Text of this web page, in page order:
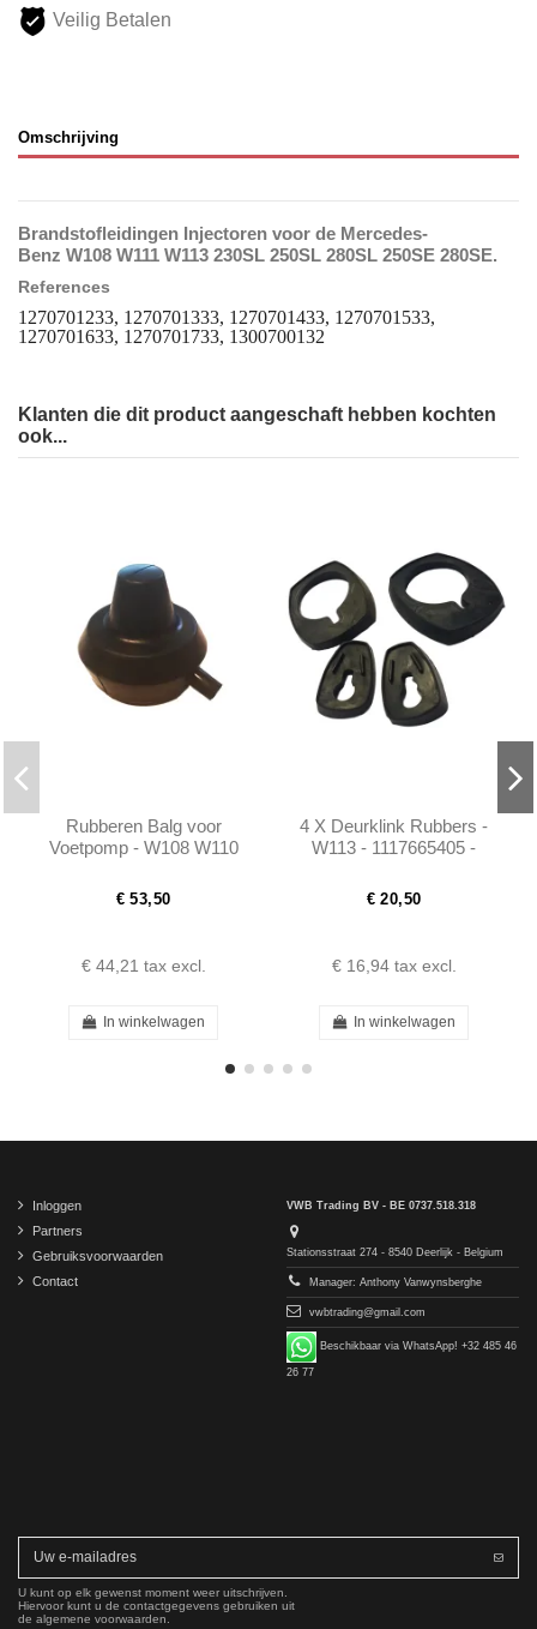
Veilig Betalen
Omschrijving
Brandstofleidingen Injectoren voor de Mercedes-
Benz W108 W111 W113 230SL 250SL 280SL 250SE 280SE.
References
1270701233, 1270701333, 1270701433, 1270701533,
1270701633, 1270701733, 1300700132
Klanten die dit product aangeschaft hebben kochten
ook...
Rubberen Balg voor
Voetpomp - W108 W110
€ 53,50
€ 44,21 tax excl.
In winkelwagen
4 X Deurklink Rubbers -
W113 - 1117665405 -
- 1117665105
€ 20,50
€ 16,94 tax excl.
In winkelwagen
Inloggen
Partners
Gebruiksvoorwaarden
Contact
VWB Trading BV - BE 0737.518.318
Stationsstraat 274 - 8540 Deerlijk - Belgium
Manager: Anthony Vanwynsberghe
vwbtrading@gmail.com
Beschikbaar via WhatsApp! +32 485 46
26 77
U kunt op elk gewenst moment weer uitschrijven.
Hiervoor kunt u de contactgegevens gebruiken uit
de algemene voorwaarden.